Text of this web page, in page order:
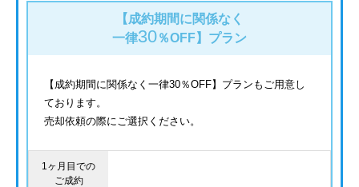
【成約期間に関係なく
一律30％OFF】 プラン
【成約期間に関係なく一律30％OFF】プランもご用意し
ております。
売却依頼の際にご選択ください。
1ヶ月目での
ご成約